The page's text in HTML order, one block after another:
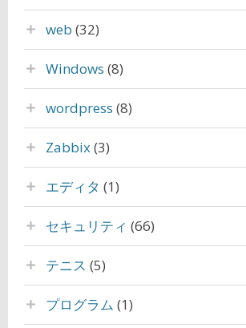
web (32)
Windows (8)
wordpress (8)
Zabbix(3)
エディタ (1)
セキュリティ (66)
テニス (5)
プログラム (1)